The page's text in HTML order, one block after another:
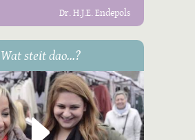
Dr. H.J.E. Endepols
Wat steit dao...?